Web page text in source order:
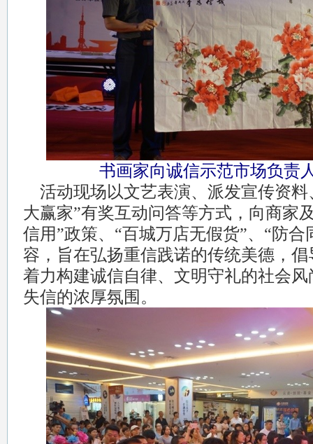
书画家向诚信示范市场负责
活动现场以文艺表演、派发宣传资料
大赢家”有奖互动问答等方式，向商家
信用”政策、“百城万店无假货”、“防
容，旨在弘扬重信践诺的传统美德，
着力构建诚信自律、文明守礼的社会
失信的浓厚氛围。